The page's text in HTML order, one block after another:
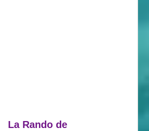
La Rando de